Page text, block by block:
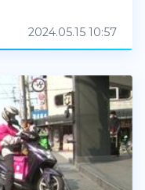
2024.05.15 10:57